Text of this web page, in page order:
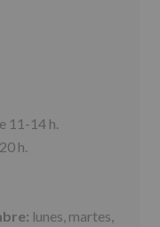
11-14 h.
h.
lunes, martes,